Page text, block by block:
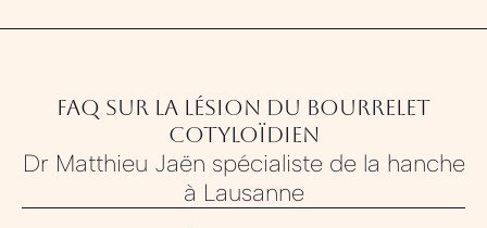
Échauffement et refroidissement
FAQ sur la Lésion du Bourrelet
Cotyloïdien
Dr Matthieu Jaën spécialiste de la hanche
à Lausanne